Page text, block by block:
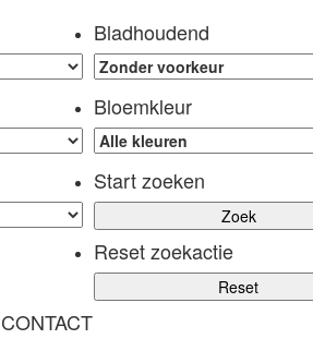
Bladhoudend
Bloemkleur
Start zoeken
Reset zoekactie
CONTACT